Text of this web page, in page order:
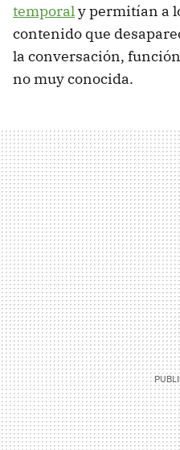
temporaly permitían a
contenido que
la conversación,
no muy conocida.